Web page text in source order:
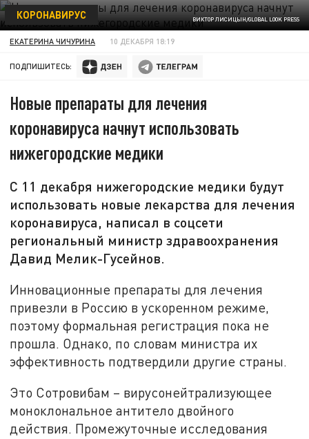
ВИКТОР ЛИСИЦЫН/GLOBAL LOOK PRESS
КОРОНАВИРУС
ЕКАТЕРИНА ЧИЧУРИНА 10 ДЕКАБРЯ 18:19
ПОДПИШИТЕСЬ:
Новые препараты для лечения
коронавируса начнут использовать
нижегородские медики
С 11 декабря нижегородские медики будут
использовать новые лекарства для лечения
коронавируса, написал в соцсети
региональный министр здравоохранения
Давид Мелик-Гусейнов.
Инновационные препараты для лечения
привезли в Россию в ускоренном режиме,
поэтому формальная регистрация пока не
прошла. Однако, по словам министра их
эффективность подтвердили другие страны.
Это Сотровибам – вирусонейтрализующее
моноклональное антитело двойного
действия. Промежуточные исследования